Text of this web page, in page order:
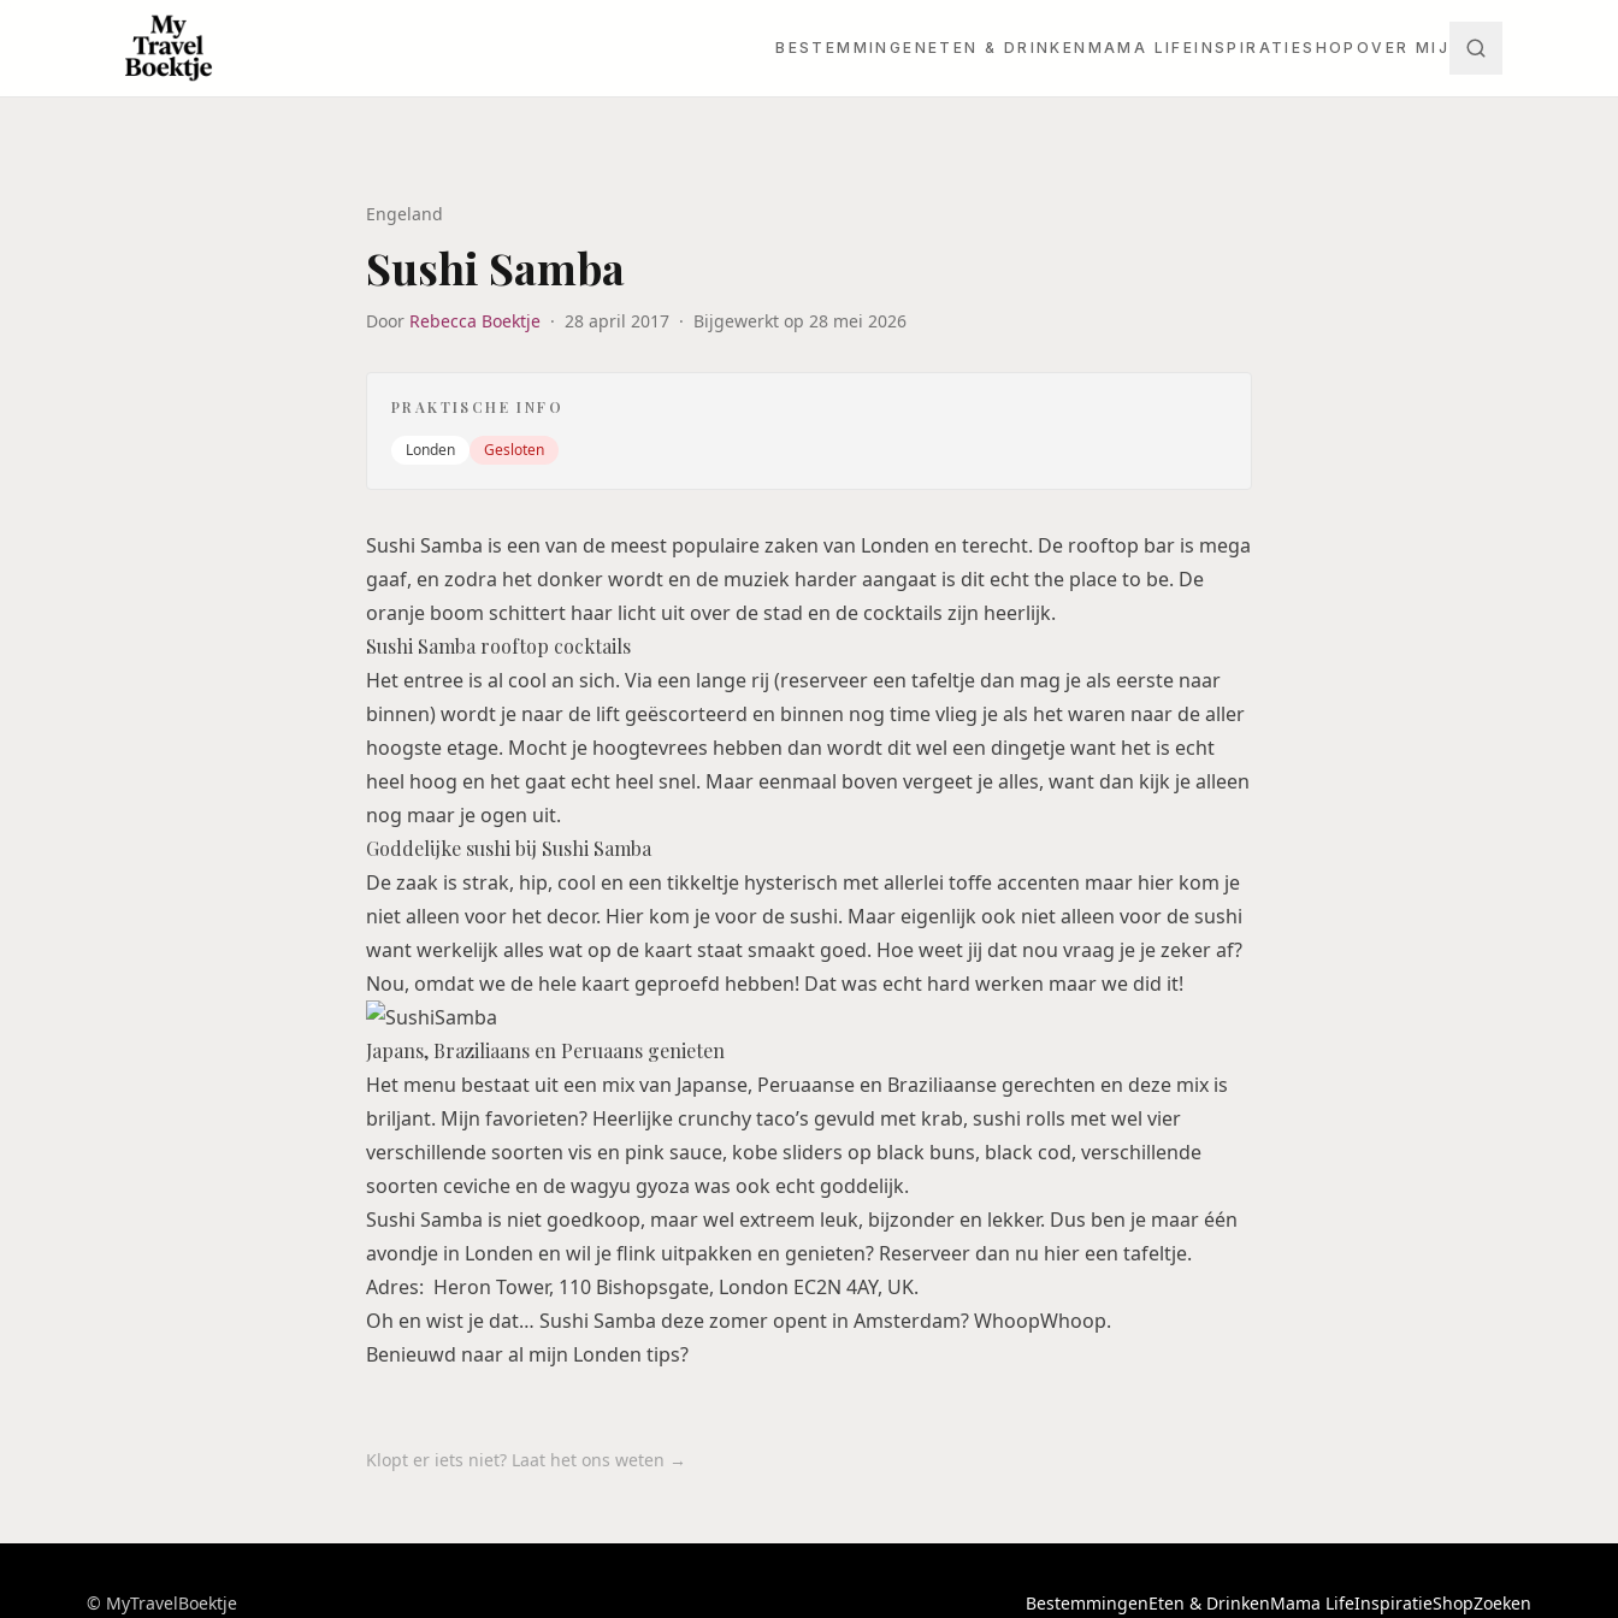
BESTEMMINGEN ETEN & DRINKEN MAMA LIFEINSPIRATIESHOP OVER MIJ
Engeland
Sushi Samba
Door Rebecca Boektje · 28 april 2017 · Bijgewerkt op 28 mei 2026
PRAKTISCHE INFO
Londen Gesloten
Sushi Samba is een van de meest populaire zaken van Londen en terecht. De rooftop bar is mega
gaaf, en zodra het donker wordt en de muziek harder aangaat is dit echt the place to be. De
oranje boom schittert haar licht uit over de stad en de cocktails zijn heerlijk.
Sushi Samba rooftop cocktails
Het entree is al cool an sich. Via een lange rij (reserveer een tafeltje dan mag je als eerste naar
binnen) wordt je naar de lift geëscorteerd en binnen nog time vlieg je als het waren naar de aller
hoogste etage. Mocht je hoogtevrees hebben dan wordt dit wel een dingetje want het is echt
heel hoog en het gaat echt heel snel. Maar eenmaal boven vergeet je alles, want dan kijk je alleen
nog maar je ogen uit.
Goddelijke sushi bij Sushi Samba
De zaak is strak, hip, cool en een tikkeltje hysterisch met allerlei toffe accenten maar hier kom je
niet alleen voor het decor. Hier kom je voor de sushi. Maar eigenlijk ook niet alleen voor de sushi
want werkelijk alles wat op de kaart staat smaakt goed. Hoe weet jij dat nou vraag je je zeker af?
Nou, omdat we de hele kaart geproefd hebben! Dat was echt hard werken maar we did it!
Japans, Braziliaans en Peruaans genieten
Het menu bestaat uit een mix van Japanse, Peruaanse en Braziliaanse gerechten en deze mix is
briljant. Mijn favorieten? Heerlijke crunchy taco’s gevuld met krab, sushi rolls met wel vier
verschillende soorten vis en pink sauce, kobe sliders op black buns, black cod, verschillende
soorten ceviche en de wagyu gyoza was ook echt goddelijk.
Sushi Samba is niet goedkoop, maar wel extreem leuk, bijzonder en lekker. Dus ben je maar één
avondje in Londen en wil je flink uitpakken en genieten? Reserveer dan nu hier een tafeltje.
Adres: Heron Tower, 110 Bishopsgate, London EC2N 4AY, UK.
Oh en wist je dat… Sushi Samba deze zomer opent in Amsterdam? WhoopWhoop.
Benieuwd naar al mijn Londen tips?
Klopt er iets niet? Laat het ons weten →
© MyTravelBoektje BestemmingenEten & DrinkenMama LifeInspiratieShopZoeken